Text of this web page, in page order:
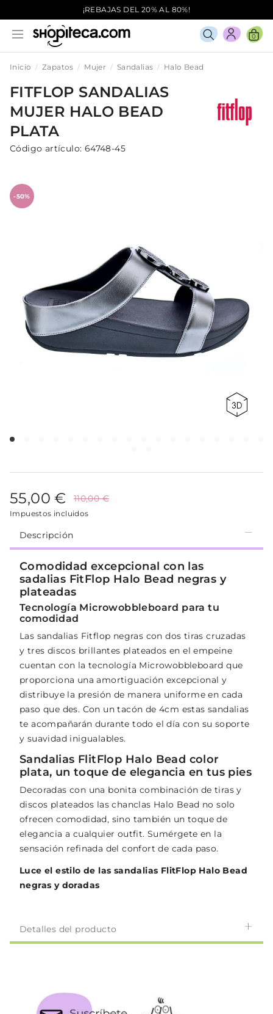
¡REBAJAS DEL 20% AL 80%!
0
Inicio Zapatos Mujer Sandalias Halo Bead
FITFLOP SANDALIAS
MUJER HALO BEAD
PLATA
Código artículo: 64748-45
-50%
55,00 € 110,00 €
Impuestos incluidos
Descripción
Comodidad excepcional con las
sadalias FitFlop Halo Bead negras y
plateadas
Tecnología Microwobbleboard para tu
comodidad
Las sandalias Fitflop negras con dos tiras cruzadas
y tres discos brillantes plateados en el empeine
cuentan con la tecnología Microwobbleboard que
proporciona una amortiguación excepcional y
distribuye la presión de manera uniforme en cada
paso que des. Con un tacón de 4cm estas sandalias
te acompañarán durante todo el día con su soporte
y suavidad inigualables.
Sandalias FlitFlop Halo Bead color
plata, un toque de elegancia en tus pies
Decoradas con una bonita combinación de tiras y
discos plateados las chanclas Halo Bead no solo
ofrecen comodidad, sino también un toque de
elegancia a cualquier outfit. Sumérgete en la
sensación refinada del confort de cada paso.
Luce el estilo de las sandalias FlitFlop Halo Bead
negras y doradas
Detalles del producto